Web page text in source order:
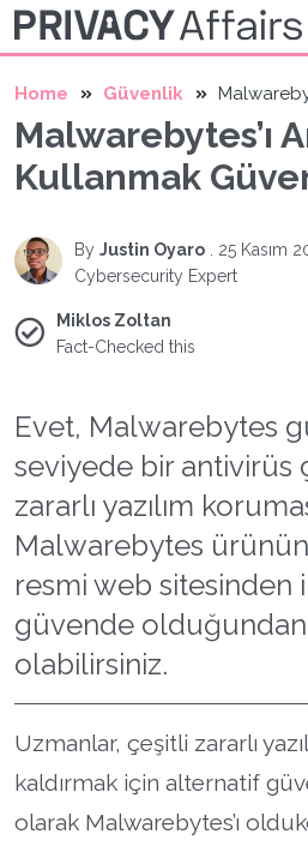
Home Güvenlik
Malwarebytes’ı
Kullanmak
By Justin Oyaro
25 Kasım
Cybersecurity Expert
Miklos Zoltan
Fact-Checked this
Evet, Malwarebytes
seviyede bir antivirüs
zararlı yazılım
Malwarebytes
resmi web sitesinden
güvende
olabilirsiniz.
Uzmanlar, çeşitli zararlı
kaldırmak için alternatif
olarak Malwarebytes’ı